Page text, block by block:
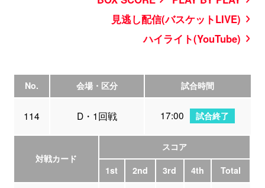
見逃し配信(バスケットLIVE)
ハイライト(YouTube)
No. 会場・区分 試合時間
114 D・1回戦 17:00 試合終了
対戦カード
スコア
1st
2nd 3rd 4th Total